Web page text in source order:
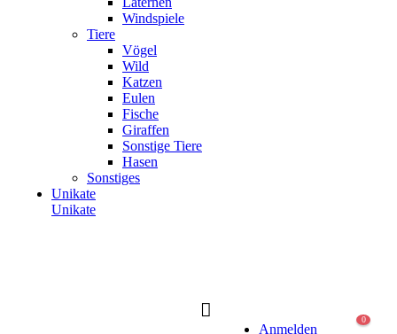
Windspiele
Tiere
Vögel
Wild
Katzen
Eulen
Fische
Giraffen
Sonstige Tiere
Hasen
Sonstiges
Unikate
Unikate
Anmelden
0